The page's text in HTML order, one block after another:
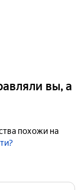
вы, а
похожи на